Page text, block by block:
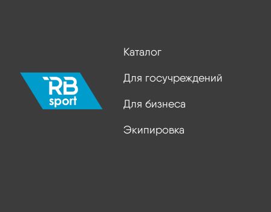
Каталог
Для госучреждений
Для бизнеса
Экипировка